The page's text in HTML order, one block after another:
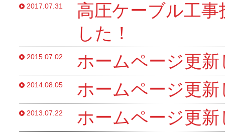
2017.07.31
高圧ケーブル工
した！
2015.07.02 ホームページ更
2014.08.05 ホームページ更
2013.07.22 ホームページ更